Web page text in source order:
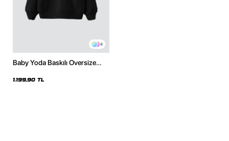
4
Baby Yoda Baskılı Oversize
1.199,90 TL